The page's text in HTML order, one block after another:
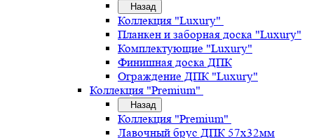
Назад
Коллекция "Luxury"
Планкен и заборная доска "Luxury"
Комплектующие "Luxury"
Финишная доска ДПК
Ограждение ДПК "Luxury"
Коллекция "Premium"
Назад
Коллекция "Premium"
Лавочный брус ДПК 57х32мм